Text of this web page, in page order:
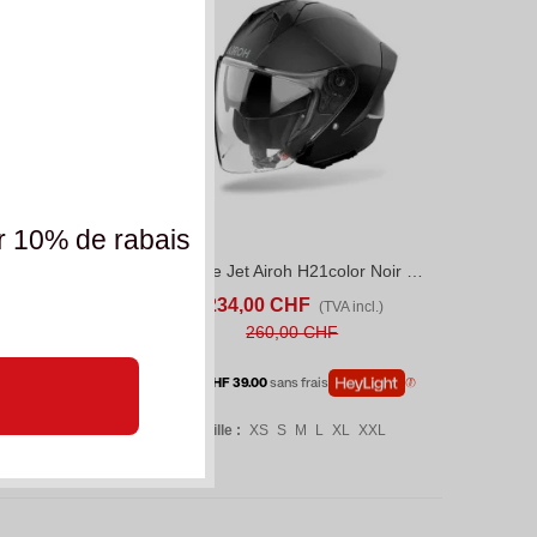
10% de rabais
AFFICHER PLUS ADD TO COMPARE
Casque Jet Airoh H21color Noir Mat
234,00 CHF (TVA incl.)
260,00 CHF
6 x CHF 39.00sans frais
Taille : XS S M L XL XXL